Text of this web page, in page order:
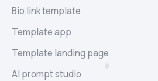
Bio link template
Template app
Template landing page
AI prompt studio